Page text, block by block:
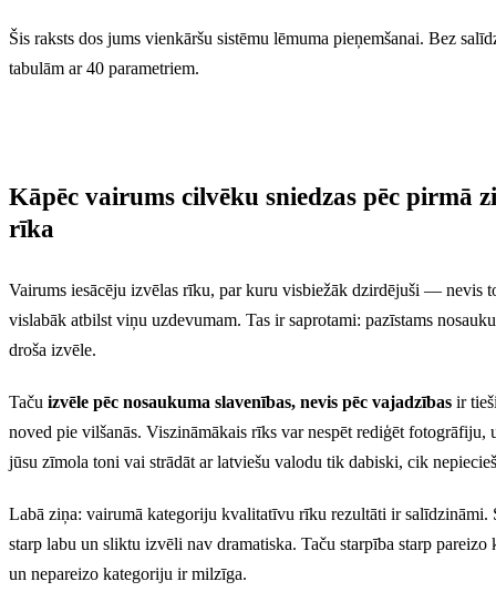
Šis raksts dos jums vienkāršu sistēmu lēmuma pieņemšanai. Bez
tabulām ar 40 parametriem.
Kāpēc vairums cilvēku sniedzas pēc pirmā
rīka
Vairums iesācēju izvēlas rīku, par kuru visbiežāk dzirdējuši — nevis
vislabāk atbilst viņu uzdevumam. Tas ir saprotami: pazīstams
droša izvēle.
Taču izvēle pēc nosaukuma slavenības, nevis pēc vajadzības ir
noved pie vilšanās. Viszināmākais rīks var nespēt rediģēt fotogrāfiju,
jūsu zīmola toni vai strādāt ar latviešu valodu tik dabiski, cik
Labā ziņa: vairumā kategoriju kvalitatīvu rīku rezultāti ir salīdzināmi.
starp labu un sliktu izvēli nav dramatiska. Taču starpība starp pareizo
un nepareizo kategoriju ir milzīga.